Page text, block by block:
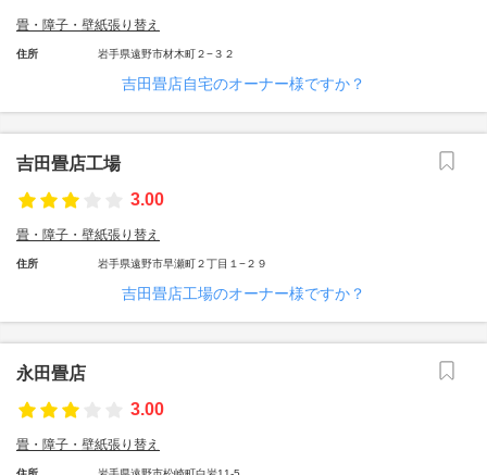
畳・障子・壁紙張り替え
住所 岩手県遠野市材木町２−３２
吉田畳店自宅のオーナー様ですか？
吉田畳店工場
3.00
畳・障子・壁紙張り替え
住所 岩手県遠野市早瀬町２丁目１−２９
吉田畳店工場のオーナー様ですか？
永田畳店
3.00
畳・障子・壁紙張り替え